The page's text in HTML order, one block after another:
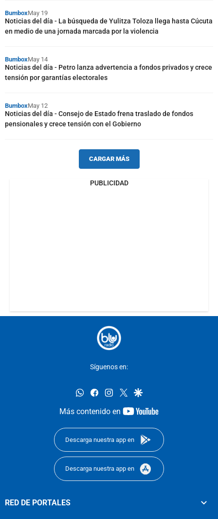
BumboxMay 19
Noticias del día - La búsqueda de Yulitza Toloza llega hasta Cúcuta
en medio de una jornada marcada por la violencia
BumboxMay 14
Noticias del día - Petro lanza advertencia a fondos privados y crece
tensión por garantías electorales
BumboxMay 12
Noticias del día - Consejo de Estado frena traslado de fondos
pensionales y crece tensión con el Gobierno
CARGAR MÁS
PUBLICIDAD
Síguenos en:
whatsappfacebookinstagram
twittergoogle
Más contenido en
youtube-
Descarga nuestra app en
Descarga nuestra app en
RED DE PORTALES